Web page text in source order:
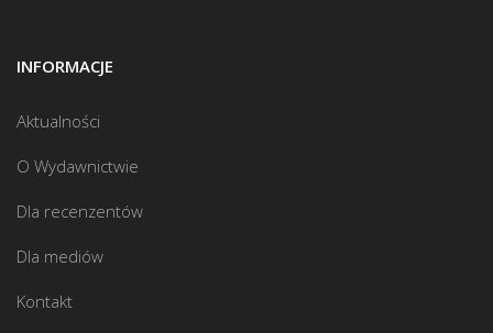
INFORMACJE
Aktualności
O Wydawnictwie
Dla recenzentów
Dla mediów
Kontakt